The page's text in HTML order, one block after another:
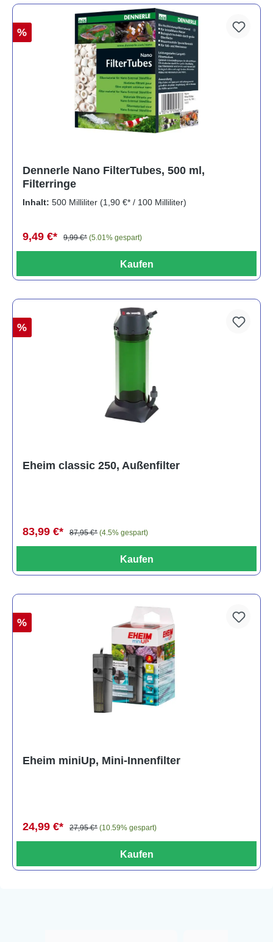
%
Dennerle Nano FilterTubes, 500 ml,
Filterringe
Inhalt: 500 Milliliter (1,90 €* / 100 Milliliter)
9,49 €* 9,99 €* (5.01% gespart)
Kaufen
%
Eheim classic 250, Außenfilter
83,99 €* 87,95 €* (4.5% gespart)
Kaufen
%
Eheim miniUp, Mini-Innenfilter
24,99 €* 27,95 €* (10.59% gespart)
Kaufen